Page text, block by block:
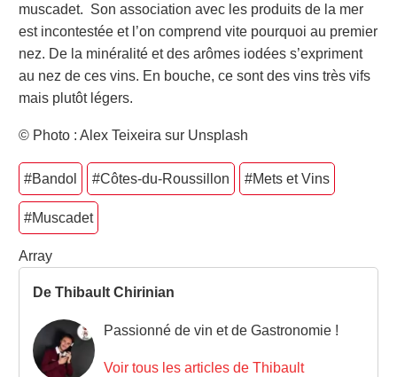
muscadet. Son association avec les produits de la mer
est incontestée et l’on comprend vite pourquoi au premier
nez. De la minéralité et des arômes iodées s’expriment
au nez de ces vins. En bouche, ce sont des vins très vifs
mais plutôt légers.
© Photo : Alex Teixeira sur Unsplash
#Bandol #Côtes-du-Roussillon #Mets et Vins
#Muscadet
Array
De Thibault Chirinian
Passionné de vin et de Gastronomie !
Voir tous les articles de Thibault